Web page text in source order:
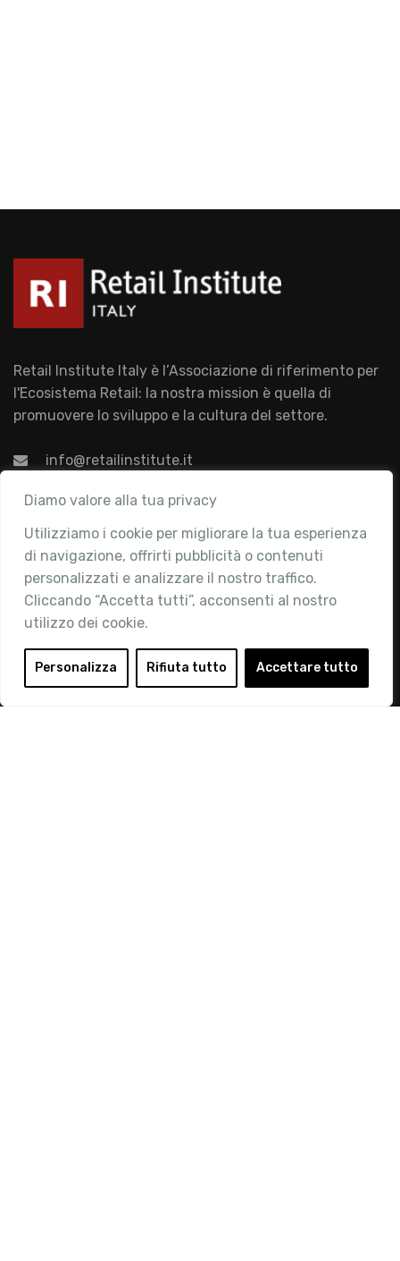
Diamo valore alla tua privacy
Utilizziamo i cookie per migliorare la tua esperienza
di navigazione, offrirti pubblicità o contenuti
personalizzati e analizzare il nostro traffico.
Cliccando “Accetta tutti”, acconsenti al nostro
utilizzo dei cookie.
Personalizza Rifiuta tutto Accettare tutto
Retail Institute Italy è l’Associazione di riferimento per
l'Ecosistema Retail: la nostra mission è quella di
promuovere lo sviluppo e la cultura del settore.
info@retailinstitute.it
Associazione
Chi siamo
Attività
Contatti
Area Riservata
Login
Diventa Socio